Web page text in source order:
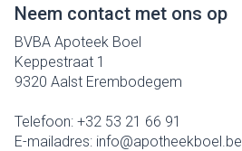
Neem contact met ons op
BVBA Apoteek Boel
Keppestraat 1
9320 Aalst Erembodegem
Telefoon: +32 53 21 66 91
E-mailadres: info@apotheekboel.be